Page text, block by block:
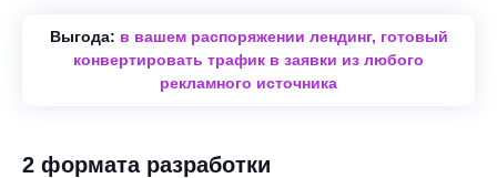
Выгода: в вашем распоряжении лендинг, готовый
конвертировать трафик в заявки из любого
рекламного источника
2 формата разработки